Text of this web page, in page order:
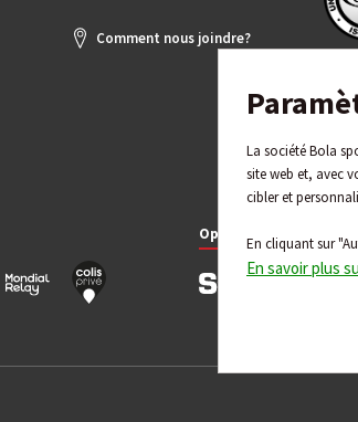
La société Bola
site web et, avec
cibler et
En cliquant sur
En savoir plus
Comment nous joindre?
Options de paiement